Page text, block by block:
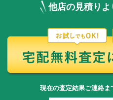
他店の見積り
現在の査定結果ご連絡ま